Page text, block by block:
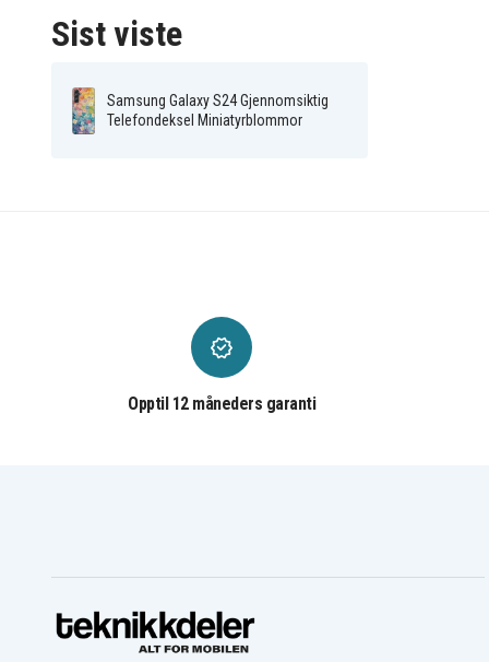
Sist viste
Samsung Galaxy S24 Gjennomsiktig
Telefondeksel Miniatyrblommor
Opptil 12 måneders garanti